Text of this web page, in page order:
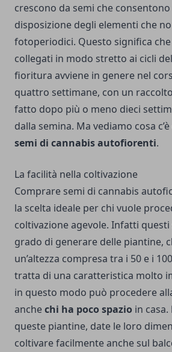
crescono da semi che consentono
disposizione degli elementi che
fotoperiodici. Questo significa
collegati in modo stretto ai cicli
fioritura avviene in genere nel
quattro settimane, con un
fatto dopo più o meno dieci
dalla semina. Ma vediamo cosa
semi di cannabis autofiorenti.
La facilità nella coltivazione
Comprare semi di cannabis
la scelta ideale per chi vuole
coltivazione agevole. Infatti
grado di generare delle piantine,
un’altezza compresa tra i 50 e i
tratta di una caratteristica molto
in questo modo può procedere
anchechi ha poco spazio in
queste piantine, date le loro
coltivare facilmente anche sul